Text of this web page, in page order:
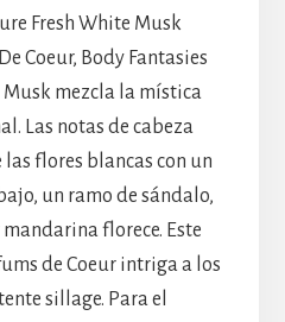
Fresh White Musk
Coeur, Body Fantasies
mezcla la mística
Las notas de cabeza
flores blancas con un
un ramo de sándalo,
florece. Este
de Coeur intriga a los
sillage. Para el